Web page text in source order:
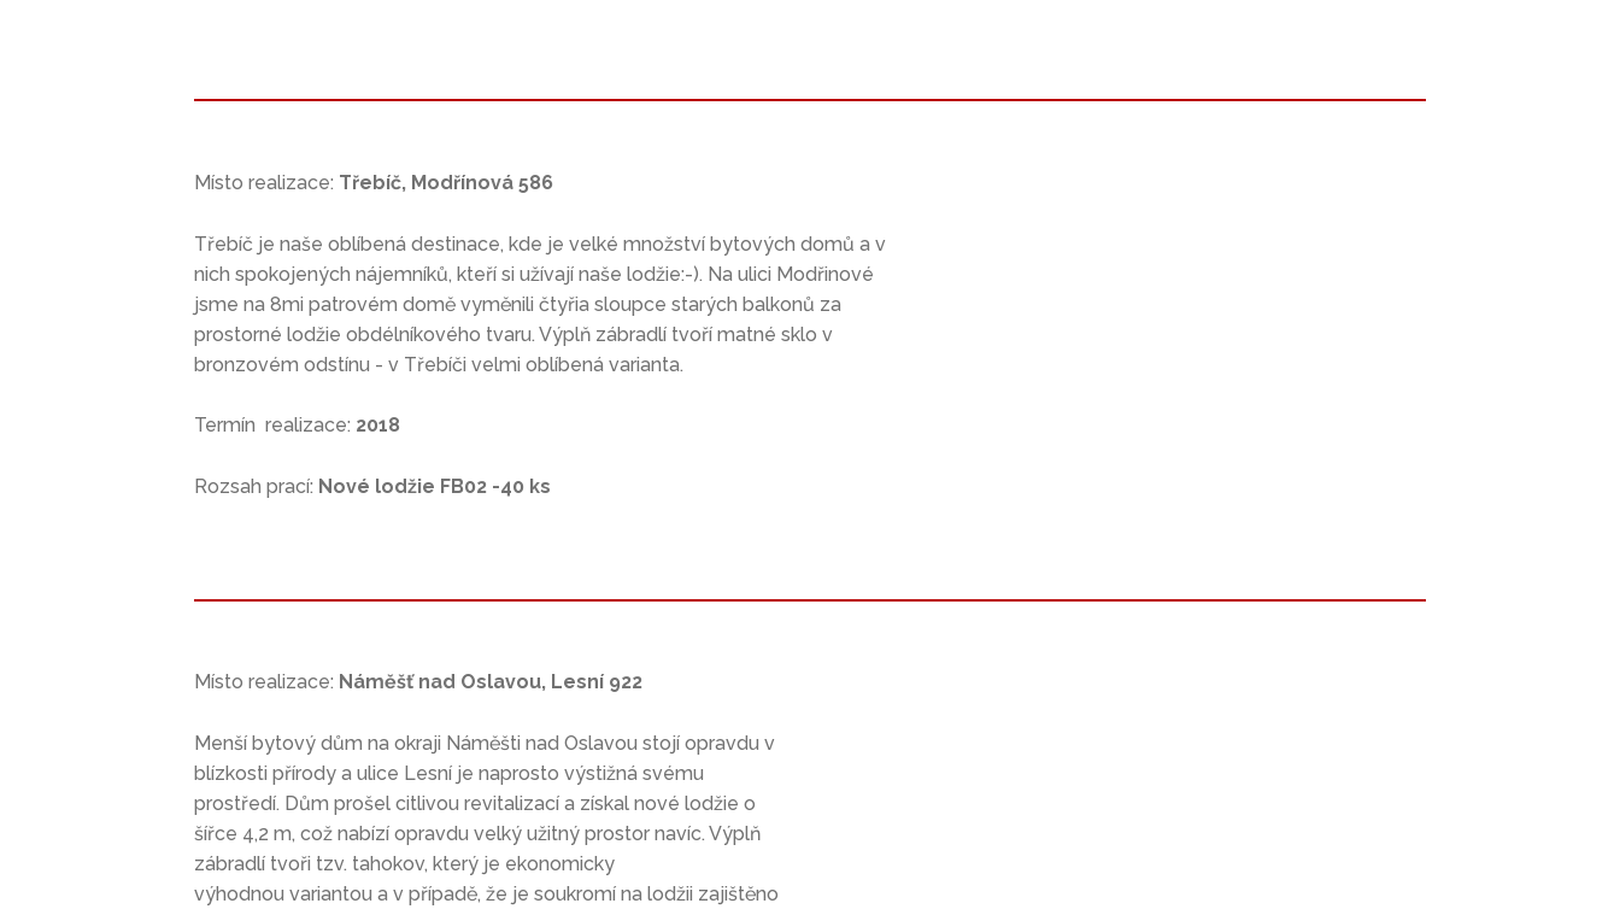
Místo realizace: Třebíč, Modřínová 586
Třebíč je naše oblíbená destinace, kde je velké množství bytových domů a v
nich spokojených nájemníků, kteří si užívají naše lodžie:-). Na ulici Modřinové
jsme na 8mi patrovém domě vyměnili čtyřia sloupce starých balkonů za
prostorné lodžie obdélníkového tvaru. Výplň zábradlí tvoří matné sklo v
bronzovém odstínu - v Třebíči velmi oblíbená varianta.
Termín realizace: 2018
Rozsah prací: Nové lodžie FB02 -40 ks
Místo realizace: Náměšť nad Oslavou, Lesní 922
Menší bytový dům na okraji Náměšti nad Oslavou stojí opravdu v
blízkosti přírody a ulice Lesní je naprosto výstižná svému
prostředí. Dům prošel citlivou revitalizací a získal nové lodžie o
šířce 4,2 m, což nabízí opravdu velký užitný prostor navíc. Výplň
zábradlí tvoři tzv. tahokov, který je ekonomicky
výhodnou variantou a v případě, že je soukromí na lodžii zajištěno